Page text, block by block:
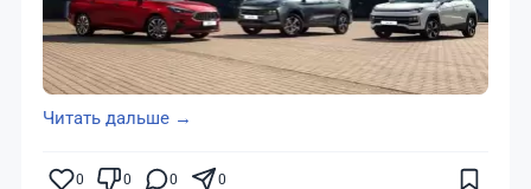
Читать дальше →
0 0 0 0